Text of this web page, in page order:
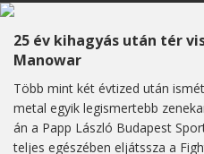
25 év kihagyás után tér
Manowar
Több mint két évtized után
metal egyik legismertebb
án a Papp László Budapest
teljes egészében eljátssza a